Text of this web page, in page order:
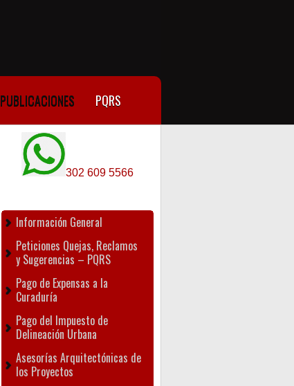
PUBLICACIONES PQRS
302 609 5566
Información General
Peticiones Quejas, Reclamos
y Sugerencias – PQRS
Pago de Expensas a la
Curaduría
Pago del Impuesto de
Delineación Urbana
Asesorías Arquitectónicas de
los Proyectos